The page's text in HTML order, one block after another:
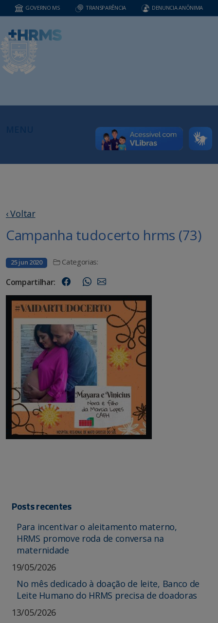
GOVERNO MS TRANSPARÊNCIA DENUNCIA ANÔNIMA
‹ Voltar
Campanha tudocerto hrms (73)
25 jun 2020 Categorias:
Compartilhar:
Posts recentes
Para incentivar o aleitamento materno,
HRMS promove roda de conversa na
maternidade
19/05/2026
No mês dedicado à doação de leite, Banco de
Leite Humano do HRMS precisa de doadoras
13/05/2026